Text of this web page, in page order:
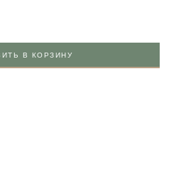
В КОРЗИНУ